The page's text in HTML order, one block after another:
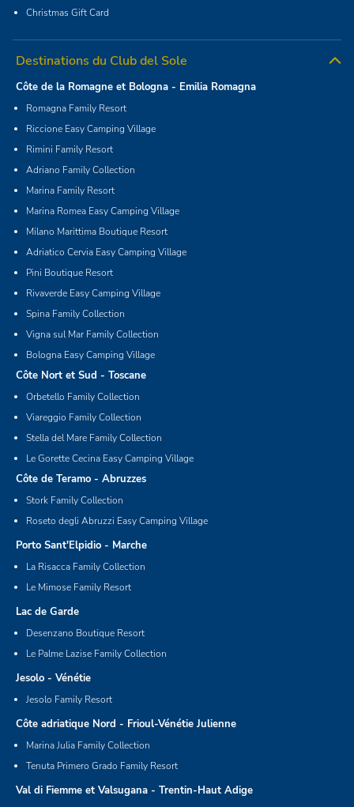
Christmas Gift Card
Destinations du Club del Sole
Côte de la Romagne et Bologna - Emilia Romagna
Romagna Family Resort
Riccione Easy Camping Village
Rimini Family Resort
Adriano Family Collection
Marina Family Resort
Marina Romea Easy Camping Village
Milano Marittima Boutique Resort
Adriatico Cervia Easy Camping Village
Pini Boutique Resort
Rivaverde Easy Camping Village
Spina Family Collection
Vigna sul Mar Family Collection
Bologna Easy Camping Village
Côte Nort et Sud - Toscane
Orbetello Family Collection
Viareggio Family Collection
Stella del Mare Family Collection
Le Gorette Cecina Easy Camping Village
Côte de Teramo - Abruzzes
Stork Family Collection
Roseto degli Abruzzi Easy Camping Village
Porto Sant'Elpidio - Marche
La Risacca Family Collection
Le Mimose Family Resort
Lac de Garde
Desenzano Boutique Resort
Le Palme Lazise Family Collection
Jesolo - Vénétie
Jesolo Family Resort
Côte adriatique Nord - Frioul-Vénétie Julienne
Marina Julia Family Collection
Tenuta Primero Grado Family Resort
Val di Fiemme et Valsugana - Trentin-Haut Adige